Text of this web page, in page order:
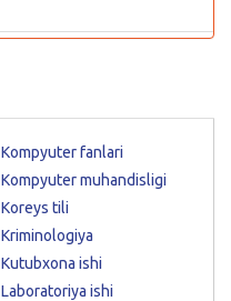
Kompyuter fanlari
Kompyuter muhandisligi
Koreys tili
Kriminologiya
Kutubxona ishi
Laboratoriya ishi